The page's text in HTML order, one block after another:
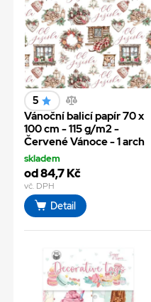
5
Vánoční balicí papír 70 x
100 cm - 115 g/m2 -
Červené Vánoce - 1 arch
skladem
od 84,7 Kč
vč. DPH
Detail